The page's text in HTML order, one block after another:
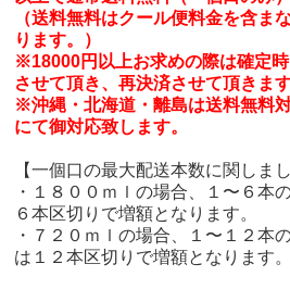
（送料無料はクール便料金を含ま
ります。）
※18000円以上お求めの際は確定
させて頂き、再決済させて頂きます
※沖縄・北海道・離島は送料無料
にて御対応致します。
【一個口の最大配送本数に関しまし
・１８００ｍｌの場合、１〜６本
６本区切りで増額となります。
・７２０ｍｌの場合、１〜１２本
は１２本区切りで増額となります。